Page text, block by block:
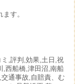
す。
,評判,効果,土日,祝
,西船橋,津田沼,南船
通事故,自賠責、む